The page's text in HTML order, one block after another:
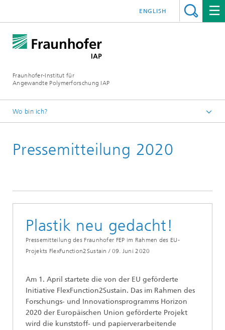
Fraunhofer-Institut für
Angewandte Polymerforschung IAP
ENGLISH
Wo bin ich?
Presse | Medien
Pressemitteilung 2020
Plastik neu gedacht!
Pressemitteilung des Fraunhofer FEP im Rahmen des EU-
Projekts FlexFunction2Sustain / 09. Juni 2020
Am 1. April startete die von der EU geförderte
Initiative FlexFunction2Sustain. Das im Rahmen des
Forschungs- und Innovationsprogramms Horizon
2020 der Europäischen Union geförderte Projekt
wird die kunststoff- und papierverarbeitende